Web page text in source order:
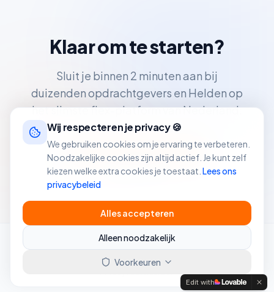
Klaar om te starten?
Sluit je binnen 2 minuten aan bij
duizenden opdrachtgevers en Helden op
het slimste flex-platform van Nederland.
Ik zoek personeel
Ik zoek werk
TaskHero®. Alle rechten voorbehouden.
Wij respecteren je privacy 🍪
We gebruiken cookies om je ervaring te verbeteren.
Noodzakelijke cookies zijn altijd actief. Je kunt zelf
kiezen welke extra cookies je toestaat. Lees ons
privacybeleid
Alles accepteren
Alleen noodzakelijk
Voorkeuren
Edit with